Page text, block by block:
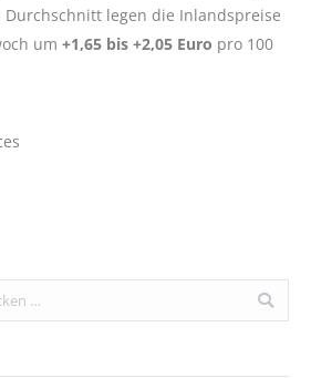
legen die Inlandspreise
um +1,65 bis +2,05 Euro pro 100